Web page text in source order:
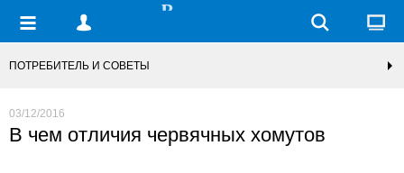
ПОТРЕБИТЕЛЬ И СОВЕТЫ
03/12/2016
В чем отличия червячных хомутов